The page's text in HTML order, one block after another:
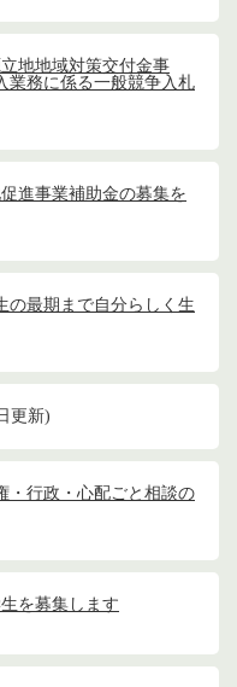
地地域対策交付金事
務に係る一般競争入札
進事業補助金の募集を
の最期まで自分らしく生
更新
・行政・心配ごと相談の
を募集します